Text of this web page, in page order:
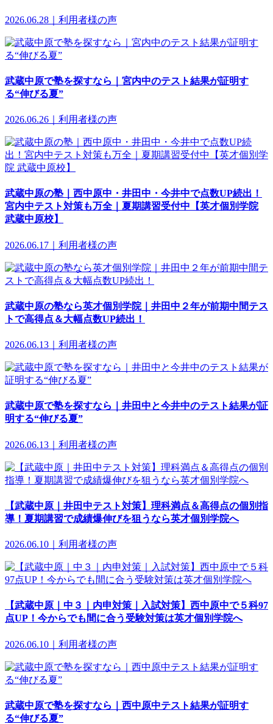
2026.06.28｜利用者様の声
武蔵中原で塾を探すなら｜宮内中のテスト結果が証明す
る“伸びる夏”
2026.06.26｜利用者様の声
武蔵中原の塾｜西中原中・井田中・今井中で点数UP続出！
宮内中テスト対策も万全｜夏期講習受付中【英才個別学院
武蔵中原校】
2026.06.17｜利用者様の声
武蔵中原の塾なら英才個別学院｜井田中２年が前期中間テス
トで高得点＆大幅点数UP続出！
2026.06.13｜利用者様の声
武蔵中原で塾を探すなら｜井田中と今井中のテスト結果が証
明する“伸びる夏”
2026.06.13｜利用者様の声
【武蔵中原｜井田中テスト対策】理科満点＆高得点の個別指
導！夏期講習で成績爆伸びを狙うなら英才個別学院へ
2026.06.10｜利用者様の声
【武蔵中原｜中３｜内申対策｜入試対策】西中原中で５科97
点UP！今からでも間に合う受験対策は英才個別学院へ
2026.06.10｜利用者様の声
武蔵中原で塾を探すなら｜西中原中テスト結果が証明す
る“伸びる夏”